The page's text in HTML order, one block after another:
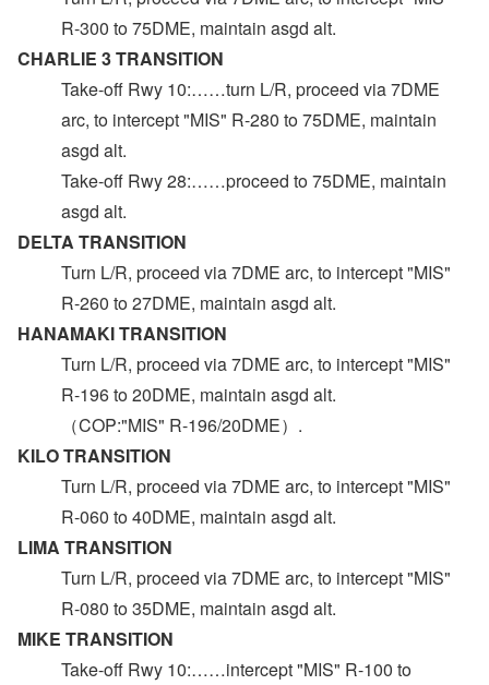
R-300 to 75DME, maintain asgd alt.
CHARLIE 3 TRANSITION
Take-off Rwy 10:……turn L/R, proceed via 7DME
arc, to intercept "MIS" R-280 to 75DME, maintain
asgd alt.
Take-off Rwy 28:……proceed to 75DME, maintain
asgd alt.
DELTA TRANSITION
Turn L/R, proceed via 7DME arc, to intercept "MIS"
R-260 to 27DME, maintain asgd alt.
HANAMAKI TRANSITION
Turn L/R, proceed via 7DME arc, to intercept "MIS"
R-196 to 20DME, maintain asgd alt.
（COP:"MIS" R-196/20DME）.
KILO TRANSITION
Turn L/R, proceed via 7DME arc, to intercept "MIS"
R-060 to 40DME, maintain asgd alt.
LIMA TRANSITION
Turn L/R, proceed via 7DME arc, to intercept "MIS"
R-080 to 35DME, maintain asgd alt.
MIKE TRANSITION
Take-off Rwy 10:……intercept "MIS" R-100 to